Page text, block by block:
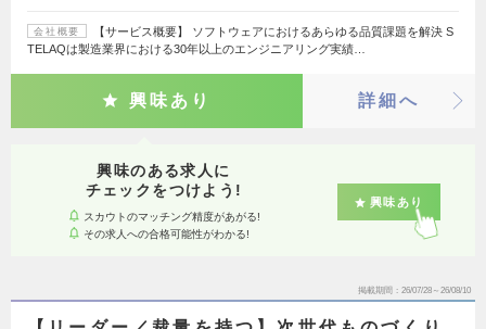
会社概要
【サービス概要】 ソフトウェアにおけるあらゆる品質課題を解決 S
TELAQは製造業界における30年以上のエンジニアリング実績…
興味あり 詳細へ
興味のある求人に
チェックをつけよう!
スカウトのマッチング精度があがる!
その求人への合格可能性がわかる!
興味あり
掲載期間 26/07/28～26/08/10